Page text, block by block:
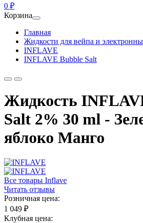
0 ₽
Корзина
Главная
Жидкости для вейпа и
INFLAVE
INFLAVE Bubble Salt
Жидкость
Salt 2% 30 ml -
яблоко Манго
Все товары Inflave
Читать отзывы
Розничная цена:
1 049 ₽
Клубная цена: